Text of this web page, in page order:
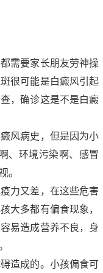
需要家长朋友劳神操
很可能是白癜风引起
，确诊这是不是白癜
风病史，但是因为小
、环境污染啊、感冒
。
力又差，在这些危害
大多都有偏食现象，
易造成营养不良，身
造成的。小孩偏食可